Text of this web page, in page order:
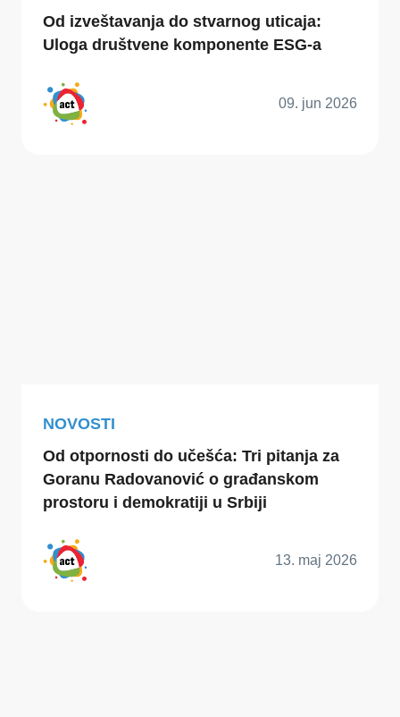
Od izveštavanja do stvarnog uticaja:
Uloga društvene komponente ESG-a
09. jun 2026
NOVOSTI
Od otpornosti do učešća: Tri pitanja za
Goranu Radovanović o građanskom
prostoru i demokratiji u Srbiji
13. maj 2026